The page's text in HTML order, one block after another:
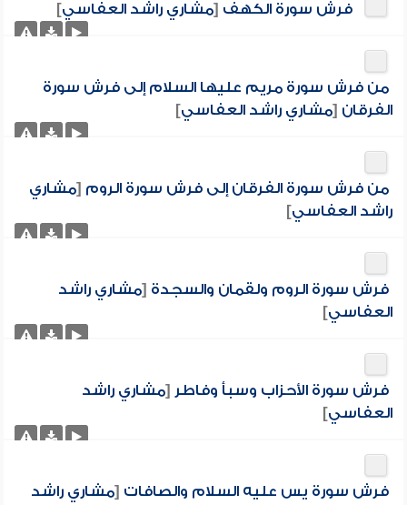
فرش سورة الكهف [مشاري راشد العفاسي]
من فرش سورة مريم عليها السلام إلى فرش سورة
الفرقان [مشاري راشد العفاسي]
من فرش سورة الفرقان إلى فرش سورة الروم [مشاري
راشد العفاسي]
فرش سورة الروم ولقمان والسجدة [مشاري راشد
العفاسي]
فرش سورة الأحزاب وسبأ وفاطر [مشاري راشد
العفاسي]
فرش سورة يس عليه السلام والصافات [مشاري راشد